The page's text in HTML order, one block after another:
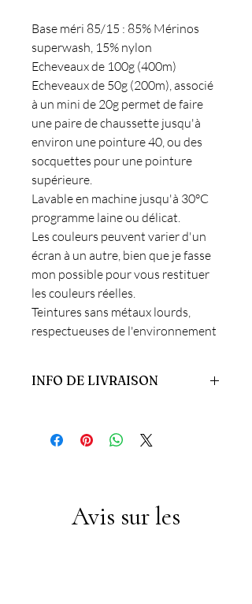
Base méri 85/15 : 85% Mérinos
superwash, 15% nylon
Echeveaux de 100g (400m)
Echeveaux de 50g (200m), associé
à un mini de 20g permet de faire
une paire de chaussette jusqu'à
environ une pointure 40, ou des
socquettes pour une pointure
supérieure.
Lavable en machine jusqu'à 30°C
programme laine ou délicat.
Les couleurs peuvent varier d'un
écran à un autre, bien que je fasse
mon possible pour vous restituer
les couleurs réelles.
Teintures sans métaux lourds,
respectueuses de l'environnement
INFO DE LIVRAISON
Livraison avec Mondial Relay offerte
dès 60 € d'achat.
Avis sur les